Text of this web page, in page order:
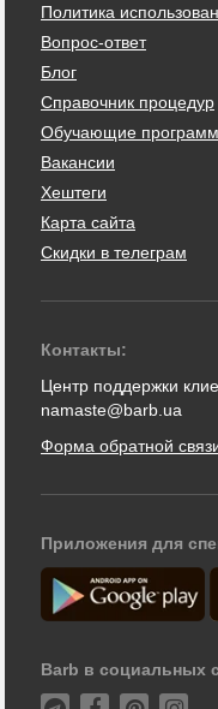
Политика
Вопрос-ответ
Блог
Справочник процедур
Обучающие
Вакансии
Хештеги
Карта сайта
Скидки в телеграм
Контакты:
Центр поддержки
namaste@barb.ua
Форма обратной
Приложения для
Barb в социальных